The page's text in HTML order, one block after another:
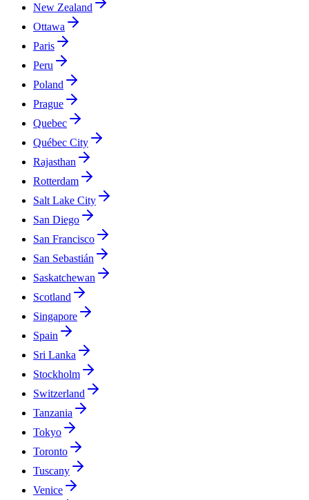
New Zealand
Ottawa
Paris
Peru
Poland
Prague
Quebec
Québec City
Rajasthan
Rotterdam
Salt Lake City
San Diego
San Francisco
San Sebastián
Saskatchewan
Scotland
Singapore
Spain
Sri Lanka
Stockholm
Switzerland
Tanzania
Tokyo
Toronto
Tuscany
Venice